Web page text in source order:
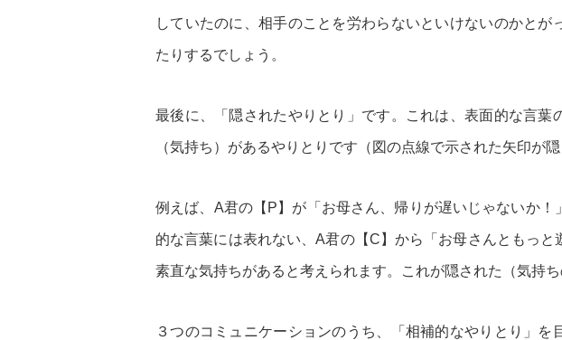
していたのに、相手のことを労わらないといけないのかとが
たりするでしょう。
最後に、「隠されたやりとり」です。これは、表面的な言葉
（気持ち）があるやりとりです（図の点線で示された矢印が
例えば、A君の【P】が「お母さん、帰りが遅いじゃないか
的な言葉には表れない、A君の【C】から「お母さんともっと
素直な気持ちがあると考えられます。これが隠された（気持
３つのコミュニケーションのうち、「相補的なやりとり」を